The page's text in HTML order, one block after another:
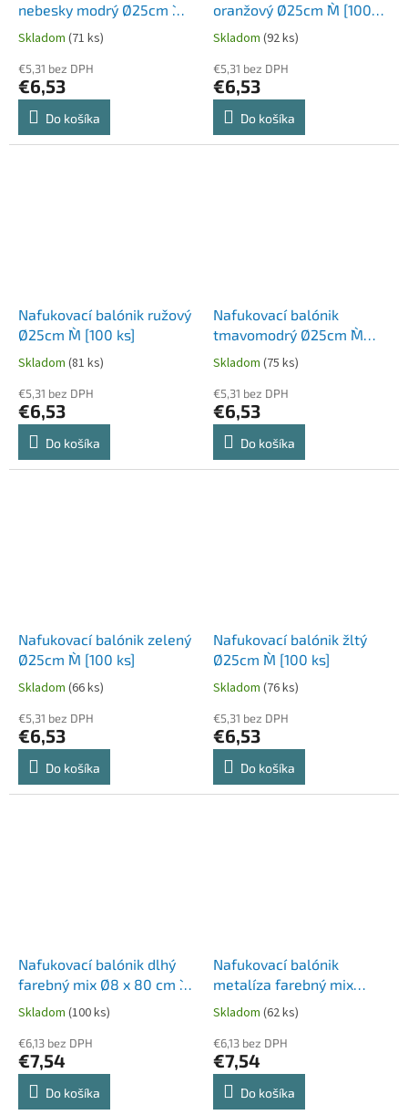
nebesky modrý Ø25cm `M`
[100 ks]
Skladom (71 ks)
€5,31 bez DPH
€6,53
Do košíka
oranžový Ø25cm `M` [100
ks]
Skladom (92 ks)
€5,31 bez DPH
€6,53
Do košíka
Nafukovací balónik ružový
Ø25cm `M` [100 ks]
Skladom (81 ks)
€5,31 bez DPH
€6,53
Do košíka
Nafukovací balónik
tmavomodrý Ø25cm `M`
[100 ks]
Skladom (75 ks)
€5,31 bez DPH
€6,53
Do košíka
Nafukovací balónik zelený
Ø25cm `M` [100 ks]
Skladom (66 ks)
€5,31 bez DPH
€6,53
Do košíka
Nafukovací balónik žltý
Ø25cm `M` [100 ks]
Skladom (76 ks)
€5,31 bez DPH
€6,53
Do košíka
Nafukovací balónik dlhý
farebný mix Ø8 x 80 cm `L`
[100 ks]
Skladom (100 ks)
€6,13 bez DPH
€7,54
Do košíka
Nafukovací balónik
metalíza farebný mix
Ø25cm `M` [100 ks]
Skladom (62 ks)
€6,13 bez DPH
€7,54
Do košíka